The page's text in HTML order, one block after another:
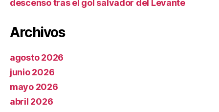
descenso tras el gol salvador del Levante
Archivos
agosto 2026
junio 2026
mayo 2026
abril 2026